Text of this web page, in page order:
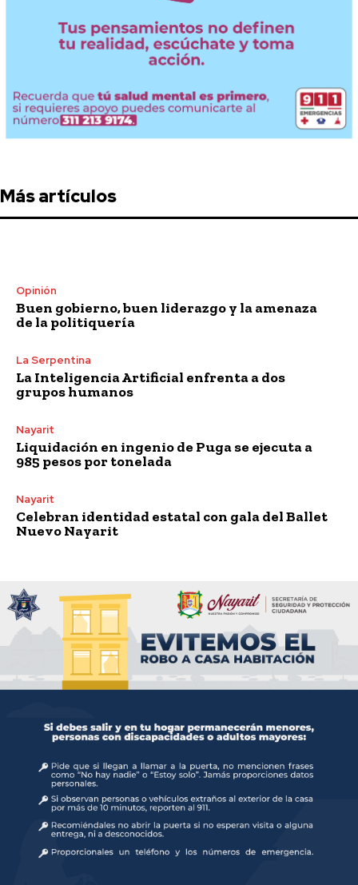
Más artículos
Opinión
Buen gobierno, buen liderazgo y la amenaza
de la politiquería
La Serpentina
La Inteligencia Artificial enfrenta a dos
grupos humanos
Nayarit
Liquidación en ingenio de Puga se ejecuta a
985 pesos por tonelada
Nayarit
Celebran identidad estatal con gala del Ballet
Nuevo Nayarit